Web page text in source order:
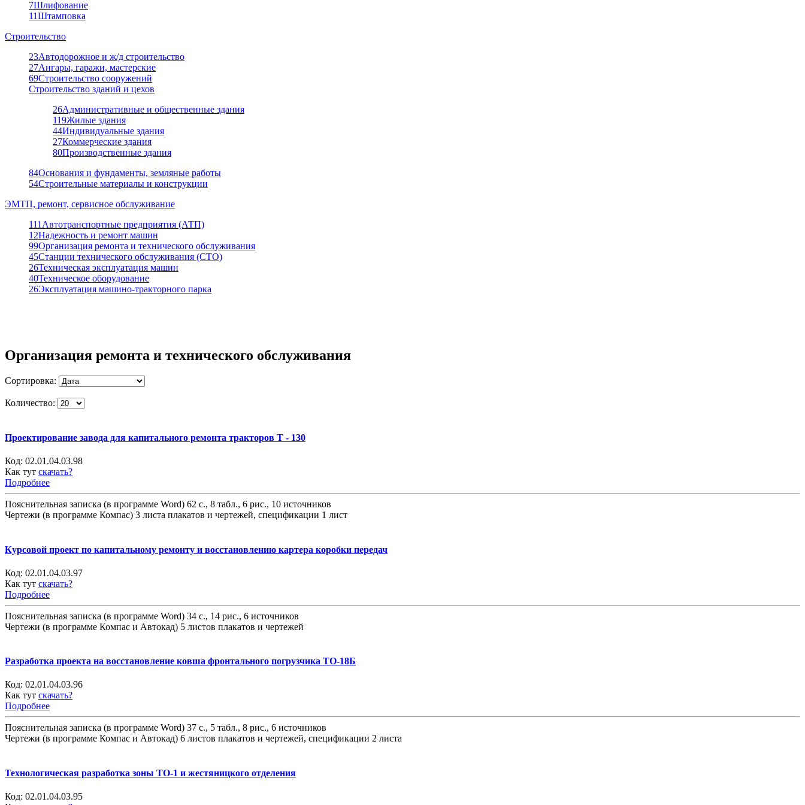
7Шлифование
11Штамповка
Строительство
23Автодорожное и ж/д строительство
27Ангары, гаражи, мастерские
69Строительство сооружений
Строительство зданий и цехов
26Административные и общественные здания
119Жилые здания
44Индивидуальные здания
27Коммерческие здания
80Производственные здания
84Основания и фундаменты, земляные работы
54Строительные материалы и конструкции
ЭМТП, ремонт, сервисное обслуживание
111 Автотранспортные предприятия (АТП)
12Надежность и ремонт машин
99Организация ремонта и технического обслуживания
45Станции технического обслуживания (СТО)
26Техническая эксплуатация машин
40Техническое оборудование
26Эксплуатация машино-тракторного парка
Организация ремонта и технического обслуживания
Сортировка:
Количество:
Проектирование завода для капитального ремонта тракторов Т - 130
Код: 02.01.04.03.98
Как тут скачать?
Подробнее
Пояснительная записка (в программе Word) 62 с., 8 табл., 6 рис., 10 источников
Чертежи (в программе Компас) 3 листа плакатов и чертежей, спецификации 1 лист
Курсовой проект по капитальному ремонту и восстановлению картера коробки передач
Код: 02.01.04.03.97
Как тут скачать?
Подробнее
Пояснительная записка (в программе Word) 34 с., 14 рис., 6 источников
Чертежи (в программе Компас и Автокад) 5 листов плакатов и чертежей
Разработка проекта на восстановление ковша фронтального погрузчика ТО-18Б
Код: 02.01.04.03.96
Как тут скачать?
Подробнее
Пояснительная записка (в программе Word) 37 с., 5 табл., 8 рис., 6 источников
Чертежи (в программе Компас и Автокад) 6 листов плакатов и чертежей, спецификации 2 листа
Технологическая разработка зоны ТО-1 и жестяницкого отделения
Код: 02.01.04.03.95